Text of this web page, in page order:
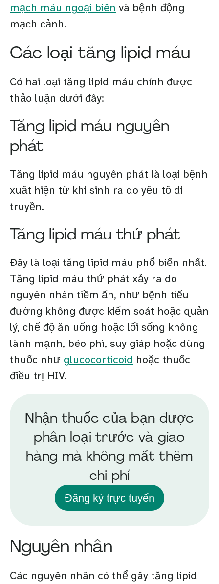
mạch máu ngoại biên và bệnh động
mạch cảnh.
Các loại tăng lipid máu
Có hai loại tăng lipid máu chính được
thảo luận dưới đây:
Tăng lipid máu nguyên
phát
Tăng lipid máu nguyên phát là loại bệnh
xuất hiện từ khi sinh ra do yếu tố di
truyền.
Tăng lipid máu thứ phát
Đây là loại tăng lipid máu phổ biến nhất.
Tăng lipid máu thứ phát xảy ra do
nguyên nhân tiềm ẩn, như bệnh tiểu
đường không được kiểm soát hoặc quản
lý, chế độ ăn uống hoặc lối sống không
lành mạnh, béo phì, suy giáp hoặc dùng
thuốc như glucocorticoid hoặc thuốc
điều trị HIV.
Nhận thuốc của bạn được
phân loại trước và giao
hàng mà không mất thêm
chi phí
Đăng ký trực tuyến
Nguyên nhân
Các nguyên nhân có thể gây tăng lipid